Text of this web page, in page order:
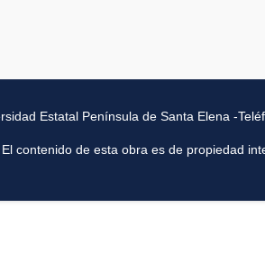
Estatal Península de Santa Elena -
contenido de esta obra es de propiedad